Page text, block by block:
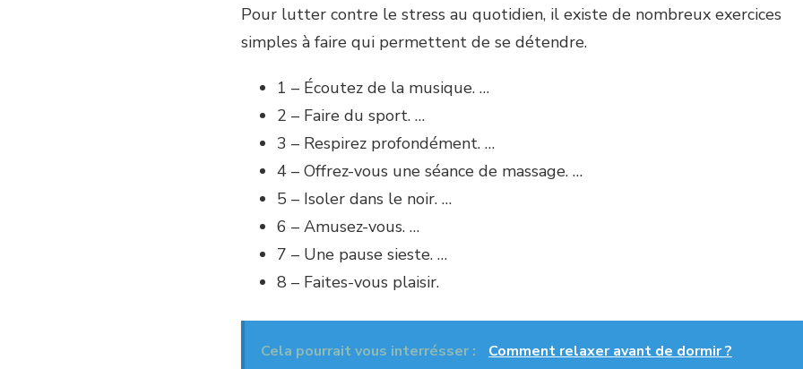
Pour lutter contre le stress au quotidien, il existe de nombreux exercices
simples à faire qui permettent de se détendre.
1 – Écoutez de la musique. …
2 – Faire du sport. …
3 – Respirez profondément. …
4 – Offrez-vous une séance de massage. …
5 – Isoler dans le noir. …
6 – Amusez-vous. …
7 – Une pause sieste. …
8 – Faites-vous plaisir.
Cela pourrait vous interrésser : Comment relaxer avant de dormir ?